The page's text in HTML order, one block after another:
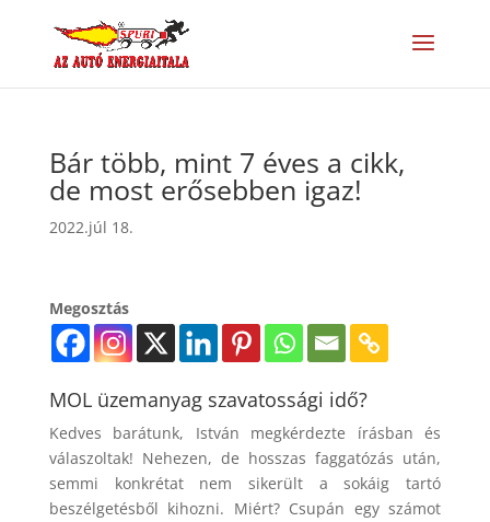
Bár több, mint 7 éves a cikk,
de most erősebben igaz!
2022.júl 18.
Megosztás
MOL üzemanyag szavatossági idő?
Kedves barátunk, István megkérdezte írásban és
válaszoltak! Nehezen, de hosszas faggatózás után,
semmi konkrétat nem sikerült a sokáig tartó
beszélgetésből kihozni. Miért? Csupán egy számot